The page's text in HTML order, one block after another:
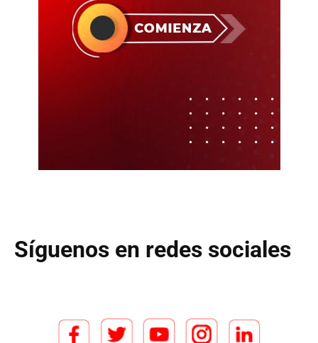
Síguenos en redes sociales